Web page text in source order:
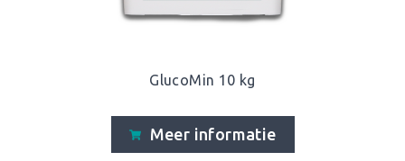
GlucoMin 10 kg
Meer informatie